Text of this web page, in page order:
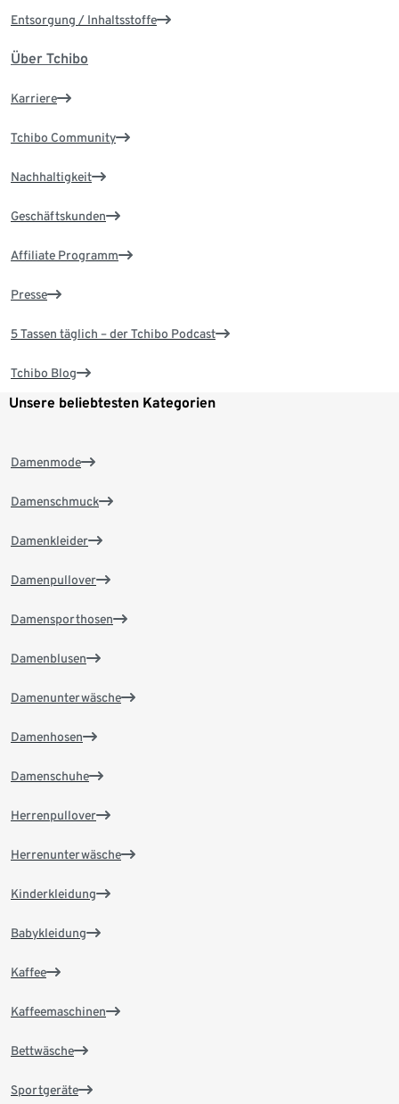
Entsorgung / Inhaltsstoffe
Über Tchibo
Karriere
Tchibo Community
Nachhaltigkeit
Geschäftskunden
Affiliate Programm
Presse
5 Tassen täglich – der Tchibo Podcast
Tchibo Blog
Unsere beliebtesten Kategorien
Damenmode
Damenschmuck
Damenkleider
Damenpullover
Damensporthosen
Damenblusen
Damenunterwäsche
Damenhosen
Damenschuhe
Herrenpullover
Herrenunterwäsche
Kinderkleidung
Babykleidung
Kaffee
Kaffeemaschinen
Bettwäsche
Sportgeräte